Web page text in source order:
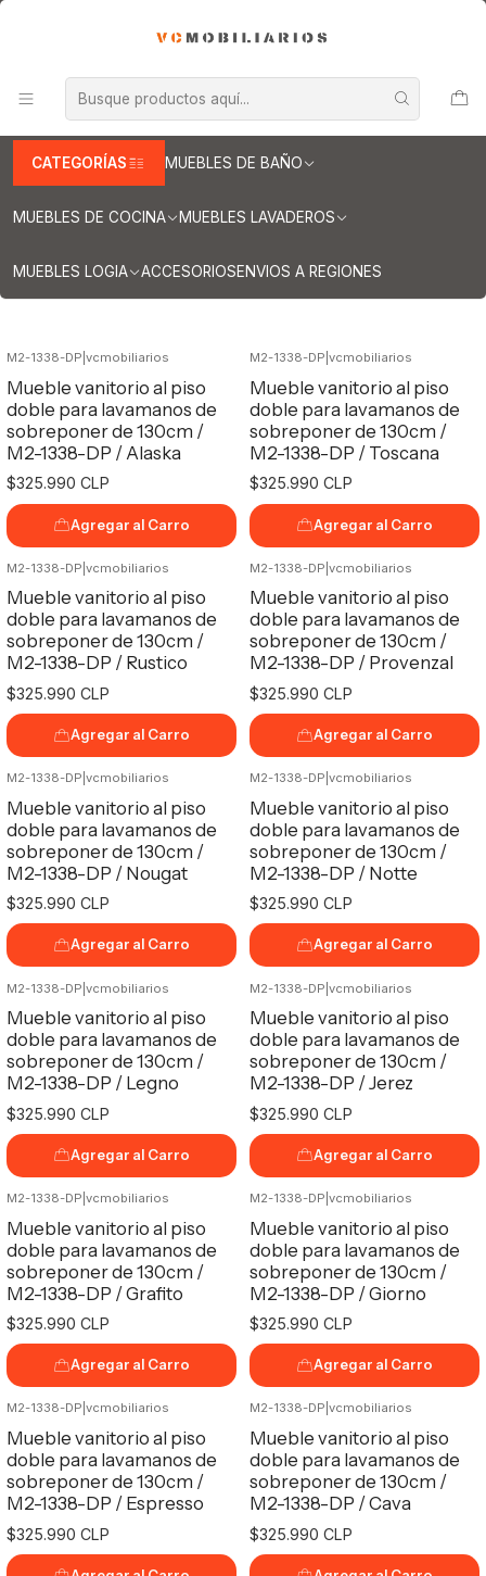
CATEGORÍAS MUEBLES DE BAÑO
MUEBLES DE COCINA MUEBLES LAVADEROS
MUEBLES LOGIA ACCESORIOSENVIOS A REGIONES
Muebles para lavamanos sobreponer al piso
Muebles para lavamanos sobreponer al piso doble
Muebles / sobreponer al piso doble de 130 cm
Muebles / sobreponer al piso doble de
Filtros
M2-1338-DP vcmobiliarios
Mueble vanitorio al piso
doble para lavamanos de
sobreponer de 130cm /
M2-1338-DP / Alaska
$325.990 CLP
Agregar al Carro
M2-1338-DP vcmobiliarios
Mueble vanitorio al piso
doble para lavamanos de
sobreponer de 130cm /
M2-1338-DP / Toscana
$325.990 CLP
Agregar al Carro
M2-1338-DP vcmobiliarios
Mueble vanitorio al piso
doble para lavamanos de
sobreponer de 130cm /
M2-1338-DP / Rustico
$325.990 CLP
Agregar al Carro
M2-1338-DP vcmobiliarios
Mueble vanitorio al piso
doble para lavamanos de
sobreponer de 130cm /
M2-1338-DP / Provenzal
$325.990 CLP
Agregar al Carro
M2-1338-DP vcmobiliarios
Mueble vanitorio al piso
doble para lavamanos de
sobreponer de 130cm /
M2-1338-DP / Nougat
$325.990 CLP
Agregar al Carro
M2-1338-DP vcmobiliarios
Mueble vanitorio al piso
doble para lavamanos de
sobreponer de 130cm /
M2-1338-DP / Notte
$325.990 CLP
Agregar al Carro
M2-1338-DP vcmobiliarios
Mueble vanitorio al piso
doble para lavamanos de
sobreponer de 130cm /
M2-1338-DP / Legno
$325.990 CLP
Agregar al Carro
M2-1338-DP vcmobiliarios
Mueble vanitorio al piso
doble para lavamanos de
sobreponer de 130cm /
M2-1338-DP / Jerez
$325.990 CLP
Agregar al Carro
M2-1338-DP vcmobiliarios
Mueble vanitorio al piso
doble para lavamanos de
sobreponer de 130cm /
M2-1338-DP / Grafito
$325.990 CLP
Agregar al Carro
M2-1338-DP vcmobiliarios
Mueble vanitorio al piso
doble para lavamanos de
sobreponer de 130cm /
M2-1338-DP / Giorno
$325.990 CLP
Agregar al Carro
M2-1338-DP vcmobiliarios
Mueble vanitorio al piso
doble para lavamanos de
sobreponer de 130cm /
M2-1338-DP / Espresso
$325.990 CLP
M2-1338-DP vcmobiliarios
Mueble vanitorio al piso
doble para lavamanos de
sobreponer de 130cm /
M2-1338-DP / Cava
$325.990 CLP